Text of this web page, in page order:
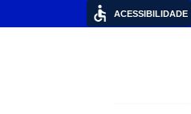
ACESSIBILIDADE